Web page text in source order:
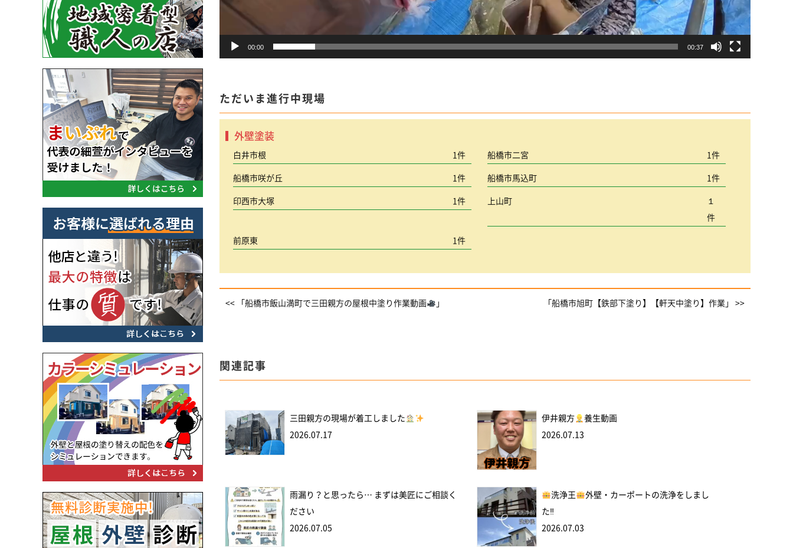
00:00 00:37
ただいま進行中現場
外壁塗装
白井市根 1件 船橋市二宮 1件
船橋市咲が丘 1件 船橋市馬込町 1件
印西市大塚 1件 上山町
１
件
前原東 1件
<< 「船橋市飯山満町で三田親方の屋根中塗り作業動画 」 「船橋市旭町【鉄部下塗り】【軒天中塗り】作業」 >>
関連記事
三田親方の現場が着工しました
2026.07.17
伊井親方
養生動画
2026.07.13
雨漏り？と思ったら… まずは美匠にご相談く
ださい
2026.07.05
洗浄王
外壁・カーポートの洗浄をしまし
た‼
2026.07.03